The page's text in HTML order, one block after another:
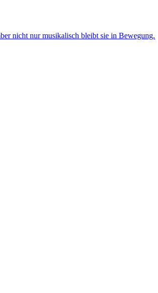
nicht nur musikalisch bleibt sie in Bewegung.